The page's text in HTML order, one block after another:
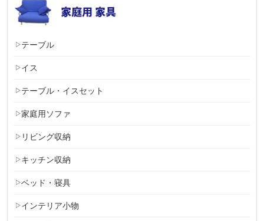
テーブル
イス
テーブル・イスセット
家庭用ソファ
リビング収納
キッチン収納
ベッド・寝具
インテリア小物